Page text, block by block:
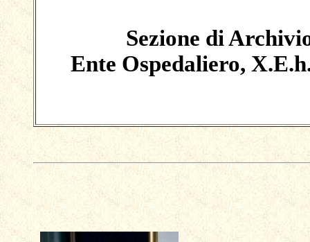
Sezione di Archivio
Ente Ospedaliero,